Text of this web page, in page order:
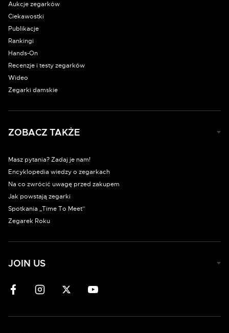
Aukcje zegarków
Ciekawostki
Publikacje
Rankingi
Hands-On
Recenzje i testy zegarków
Wideo
Zegarki damskie
ZOBACZ TAKŻE
Masz pytania? Zadaj je nam!
Encyklopedia wiedzy o zegarkach
Na co zwrócić uwagę przed zakupem
Jak powstają zegarki
Spotkania „Time To Meet”
Zegarek Roku
JOIN US